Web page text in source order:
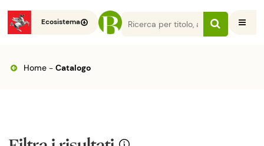
Ecosistema
Home- Catalogo